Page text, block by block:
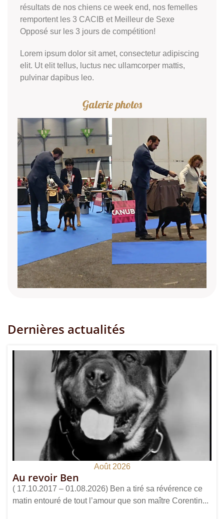
résultats de nos chiens ce week end, nos femelles
remportent les 3 CACIB et Meilleur de Sexe
Opposé sur les 3 jours de compétition!
Lorem ipsum dolor sit amet, consectetur adipiscing
elit. Ut elit tellus, luctus nec ullamcorper mattis,
pulvinar dapibus leo.
Dernières actualités
Août 2026
Au revoir Ben
( 17.10.2017 – 01.08.2026) Ben a tiré sa révérence ce
matin entouré de tout l’amour que son maître Corentin...